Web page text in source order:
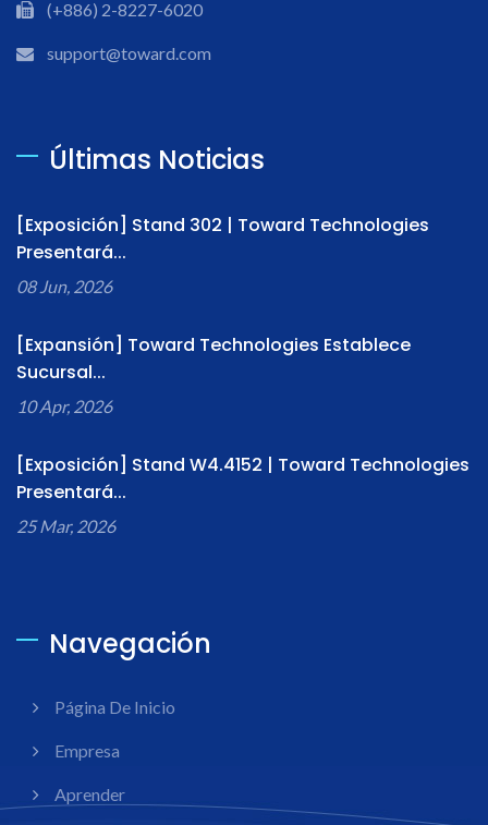
(+886) 2-8227-6020
support@toward.com
Últimas Noticias
[Exposición] Stand 302 | Toward Technologies
Presentará...
08 Jun, 2026
[Expansión] Toward Technologies Establece
Sucursal...
10 Apr, 2026
[Exposición] Stand W4.4152 | Toward Technologies
Presentará...
25 Mar, 2026
Navegación
Página De Inicio
Empresa
Aprender